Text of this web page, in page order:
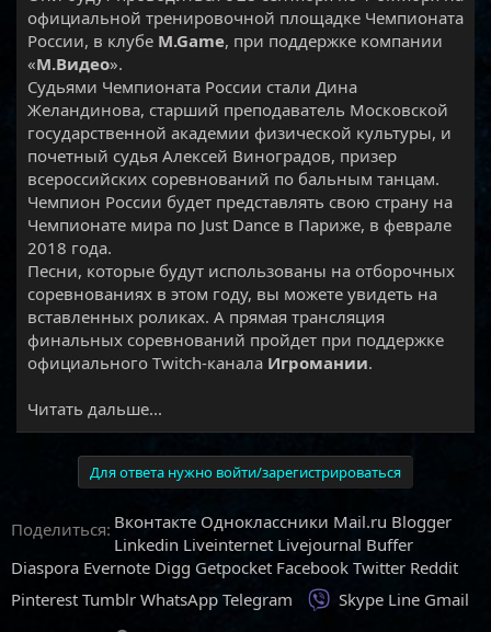
официальной тренировочной площадке Чемпионата
России, в клубе M.Game, при поддержке компании
«М.Видео».
Судьями Чемпионата России стали Дина
Желандинова, старший преподаватель Московской
государственной академии физической культуры, и
почетный судья Алексей Виноградов, призер
всероссийских соревнований по бальным танцам.
Чемпион России будет представлять свою страну на
Чемпионате мира по Just Dance в Париже, в феврале
2018 года.
Песни, которые будут использованы на отборочных
соревнованиях в этом году, вы можете увидеть на
вставленных роликах. А прямая трансляция
финальных соревнований пройдет при поддержке
официального Twitch-канала Игромании.​
Читать дальше...
Для ответа нужно войти/зарегистрироваться
Поделиться: Вконтакте Одноклассники Mail.ru Blogger
Linkedin Liveinternet Livejournal Buffer
Diaspora Evernote Digg Getpocket Facebook Twitter Reddit
Pinterest Tumblr WhatsApp Telegram Viber
Skype Line Gmail